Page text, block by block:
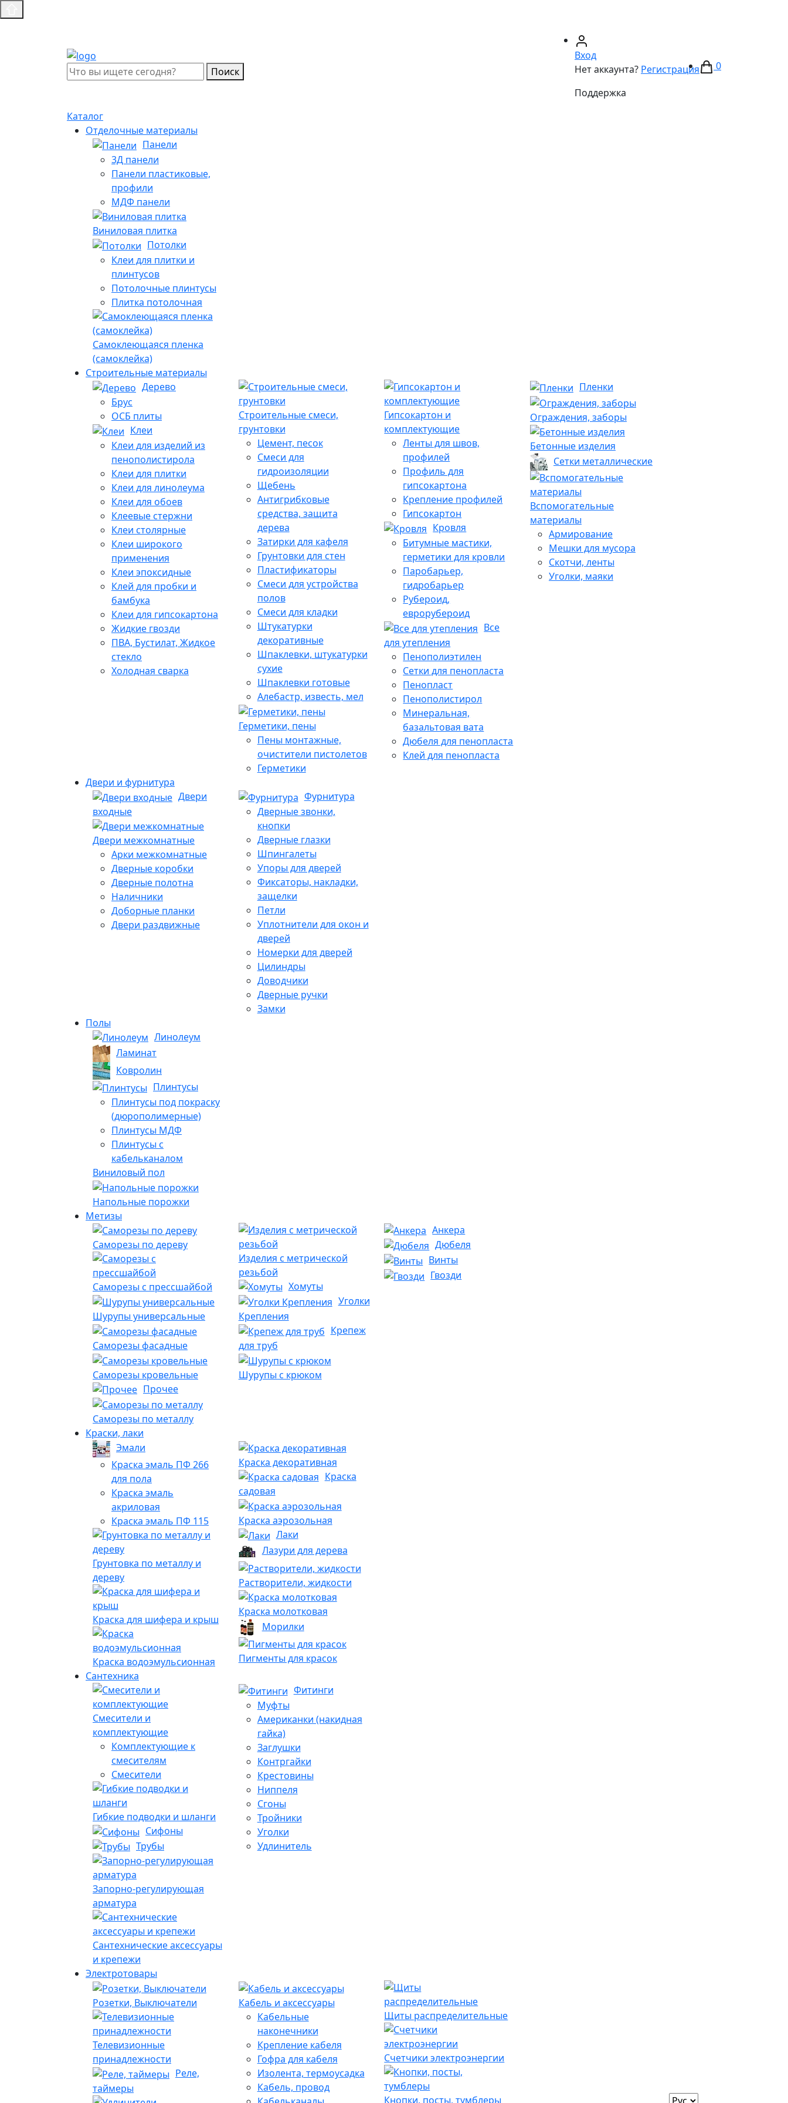
Поиск
Вход
Нет аккаунта? Регистрация
Поддержка
0
Каталог
Отделочные материалы
Панели
3Д панели
Панели пластиковые,
профили
МДФ панели
Виниловая плитка
Потолки
Клеи для плитки и
плинтусов
Потолочные плинтусы
Плитка потолочная
Самоклеющаяся пленка
(самоклейка)
Строительные материалы
Дерево
Брус
ОСБ плиты
Клеи
Клеи для изделий из
пенополистирола
Клеи для плитки
Клеи для линолеума
Клеи для обоев
Клеевые стержни
Клеи столярные
Клеи широкого
применения
Клеи эпоксидные
Клей для пробки и
бамбука
Клеи для гипсокартона
Жидкие гвозди
ПВА, Бустилат, Жидкое
стекло
Холодная сварка
Строительные смеси,
грунтовки
Цемент, песок
Смеси для
гидроизоляции
Щебень
Антигрибковые
средства, защита
дерева
Затирки для кафеля
Грунтовки для стен
Пластификаторы
Смеси для устройства
полов
Смеси для кладки
Штукатурки
декоративные
Шпаклевки, штукатурки
сухие
Шпаклевки готовые
Алебастр, известь, мел
Герметики, пены
Пены монтажные,
очистители пистолетов
Герметики
Гипсокартон и
комплектующие
Ленты для швов,
профилей
Профиль для
гипсокартона
Крепление профилей
Гипсокартон
Кровля
Битумные мастики,
герметики для кровли
Паробарьер,
гидробарьер
Рубероид,
еврорубероид
Все
для утепления
Пенополиэтилен
Сетки для пенопласта
Пенопласт
Пенополистирол
Минеральная,
базальтовая вата
Дюбеля для пенопласта
Клей для пенопласта
Пленки
Ограждения, заборы
Бетонные изделия
Сетки металлические
Вспомогательные
материалы
Армирование
Мешки для мусора
Скотчи, ленты
Уголки, маяки
Двери и фурнитура
Двери
входные
Двери межкомнатные
Арки межкомнатные
Дверные коробки
Дверные полотна
Наличники
Доборные планки
Двери раздвижные
Фурнитура
Дверные звонки,
кнопки
Дверные глазки
Шпингалеты
Упоры для дверей
Фиксаторы, накладки,
защелки
Петли
Уплотнители для окон и
дверей
Номерки для дверей
Цилиндры
Доводчики
Дверные ручки
Замки
Полы
Линолеум
Ламинат
Ковролин
Плинтусы
Плинтусы под покраску
(дюрополимерные)
Плинтусы МДФ
Плинтусы с
кабельканалом
Виниловый пол
Напольные порожки
Метизы
Саморезы по дереву
Саморезы с прессшайбой
Шурупы универсальные
Саморезы фасадные
Саморезы кровельные
Прочее
Саморезы по металлу
Изделия с метрической
резьбой
Хомуты
Уголки
Крепления
Крепеж
для труб
Шурупы с крюком
Анкера
Дюбеля
Винты
Гвозди
Краски, лаки
Эмали
Краска эмаль ПФ 266
для пола
Краска эмаль
акриловая
Краска эмаль ПФ 115
Грунтовка по металлу и
дереву
Краска для шифера и крыш
Краска водоэмульсионная
Краска декоративная
Краска
садовая
Краска аэрозольная
Лаки
Лазури для дерева
Растворители, жидкости
Краска молотковая
Морилки
Пигменты для красок
Сантехника
Смесители и
комплектующие
Комплектующие к
смесителям
Смесители
Гибкие подводки и шланги
Сифоны
Трубы
Запорно-регулирующая
арматура
Сантехнические аксессуары
и крепежи
Фитинги
Муфты
Американки (накидная
гайка)
Заглушки
Контргайки
Крестовины
Ниппеля
Сгоны
Тройники
Уголки
Удлинитель
Электротовары
Розетки, Выключатели
Телевизионные
принадлежности
Реле,
таймеры
Кабель и аксессуары
Кабельные
наконечники
Крепление кабеля
Гофра для кабеля
Изолента, термоусадка
Кабель, провод
Щиты распределительные
Счетчики электроэнергии
Кнопки, посты, тумблеры